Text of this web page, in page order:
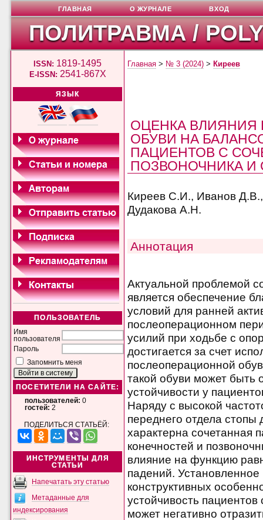
ПОЛИТРАВМА /
ISSN: 1819-1495
E-ISSN: 2541-867X
ЯЗЫК
ПОЛЬЗОВАТЕЛЬ
Имя
пользователя
Пароль
Запомнить меня
ПОСЕТИТЕЛИ НА САЙТЕ:
пользователей: 0
гостей: 2
ПОДЕЛИТЬСЯ СТАТЬЁЙ:
ИНСТРУМЕНТЫ ДЛЯ
СТАТЬИ
Напечатать эту статью
Метаданные для
индексирования
ГЛАВНАЯ О ЖУРНАЛЕ ВХОД
Главная > № 3 (2024) > Киреев
ОЦЕНКА
ОБУВИ НА
ПАЦИЕНТОВ С
ПОЗВОНОЧНИКА И
Киреев С.И., Иванов
Дудакова А.Н.
Аннотация
Актуальной проблемой
является обеспечение
условий для ранней
послеоперационном
усилий при ходьбе с
достигается за счет
послеоперационной
такой обуви может быть
устойчивости у
Наряду с высокой
переднего отдела стопы
характерна сочетанная
конечностей и
влияние на функцию
падений.
конструктивных
устойчивость
может негативно